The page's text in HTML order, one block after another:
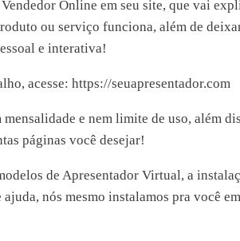
Online em seu site, que vai
ou serviço funciona, além de
e interativa!
acesse: https://seuapresentador.com
e nem limite de uso, além
páginas você desejar!
de Apresentador Virtual, a
nós mesmo instalamos pra você